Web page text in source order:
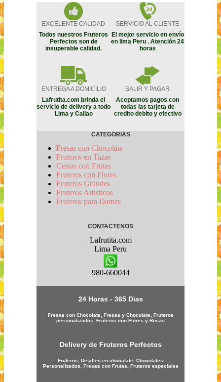
EXCELENTE CALIDAD
SERVICIO AL CLIENTE
Todos nuestros Fruteros
Perfectos son de
insuperable calidad.
El mejor servicio en envío
en lima Peru . Atención 24
horas
ENTREGA A DOMICILIO
SALIR Y PAGAR
Lafrutita.com brinda el
servicio de delivery a todo
Lima y Callao
Aceptamos pagos con
todas las tarjeta de
credito debito y efectivo
CATEGORIAS
Fresas con Chocolate
Fruteros en Tazas
Cestas con Frutas
Fruteros con Flores
Fruteros Grandes
Fruteros Artisticos
Fruteros para Damas
CONTACTENOS
Lafrutita.com
Lima Peru
980-660044
24 Horas - 365 Dias
Fresas con Chocolate, Fresas y Chocolate, Fruteros
personalizados, Fruteros con Flores y Rosas
Delivery de Fruteros Perfectos
Fruteros, Detalles en chocolate, Chocolates
Personalizados, Fresas con Frutas, Fruteros especiales